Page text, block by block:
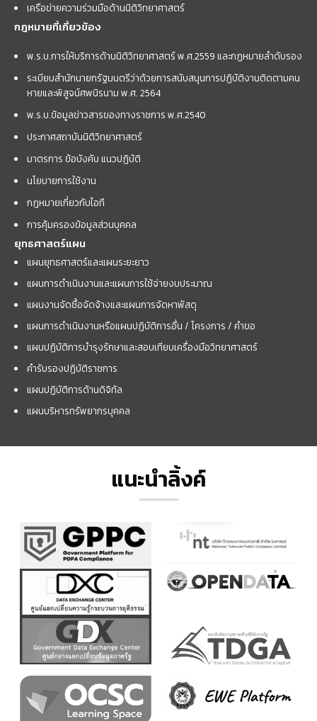
เครือข่ายความร่วมมือด้านนิติวิทยาศาสตร์
กฎหมายที่เกี่ยวข้อง
พ.ร.บ.การให้บริการด้านนิติวิทยาศาสตร์ พ.ศ.2559 และกฏหมายลำดับรอง
ระเบียบสำนักนายกรัฐมนตรีว่าด้วยการสนับสนุนการปฏิบัติงานติดตามคน
หายและพิสูจน์ศพนิรนาม พ.ศ. 2564
พ.ร.บ.ข้อมูลข่าวสารของทางราชการ พ.ศ.2540
ประกาศสถาบันนิติวิทยาศาสตร์
มาตรการ ข้อบังคับ แนวปฏิบัติ
นโยบายการใช้งาน
กฎหมายเกี่ยวกับไอที
การคุ้มครองข้อมูลส่วนบุคคล
ยุทธศาสตร์แผน
แผนยุทธศาสตร์และแผนระยะยาว
แผนการดำเนินงานและแผนการใช้จ่ายงบประมาณ
แผนงานจัดซื้อจัดจ้างและแผนการจัดหาพัสดุ
แผนการดำเนินงานหรือแผนปฏิบัติการอื่น / โครงการ / คำขอ
แผนปฏิบัติการบำรุงรักษาและสอบเทียบเครื่องมือวิทยาศาสตร์
คำรับรองปฏิบัติราชการ
แผนปฏิบัติการด้านดิจิทัล
แผนบริหารทรัพยากรบุคคล
แนะนำลิ้งค์